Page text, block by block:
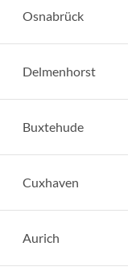
Osnabrück
Delmenhorst
Buxtehude
Cuxhaven
Aurich